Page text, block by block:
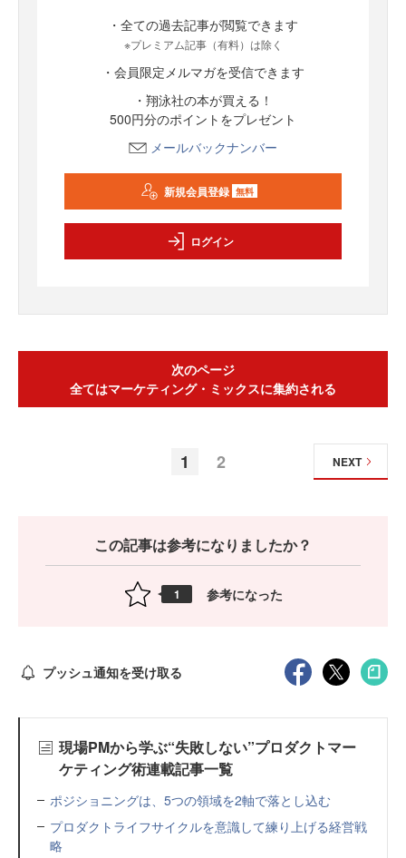
・全ての過去記事が閲覧できます
※プレミアム記事（有料）は除く
・会員限定メルマガを受信できます
・翔泳社の本が買える！
500円分のポイントをプレゼント
メールバックナンバー
新規会員登録 無料
ログイン
次のページ
全てはマーケティング・ミックスに集約される
1 2 NEXT
この記事は参考になりましたか？
1 参考になった
プッシュ通知を受け取る
現場PMから学ぶ“失敗しない”プロダクトマー
ケティング術連載記事一覧
ポジショニングは、5つの領域を2軸で落とし込む
プロダクトライフサイクルを意識して練り上げる経営戦
略